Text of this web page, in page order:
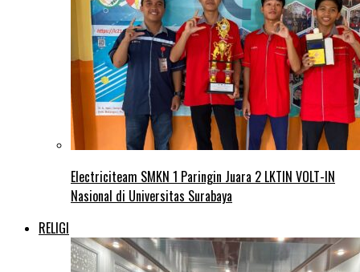
Electriciteam SMKN 1 Paringin Juara 2 LKTIN VOLT-IN
Nasional di Universitas Surabaya
RELIGI